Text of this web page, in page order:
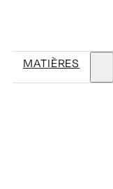
MATIÈRES